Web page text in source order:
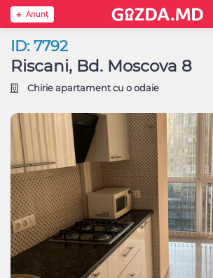
Anunţ
ID: 7792
Riscani, Bd. Moscova 8
Chirie apartament cu o odaie